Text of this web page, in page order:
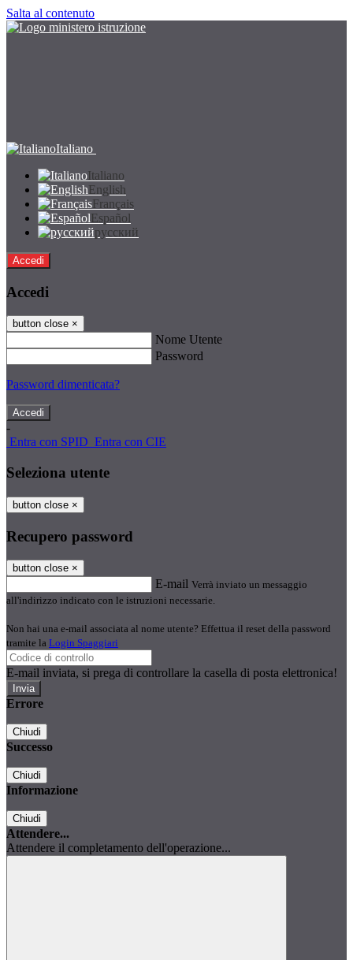
Salta al contenuto
Italiano
Italiano
English
Français
Español
русский
Accedi
Accedi
button close ×
Nome Utente
Password
Password dimenticata?
-
Entra con SPID Entra con CIE
Seleziona utente
button close ×
Recupero password
button close ×
E-mail Verrà inviato un messaggio
all'indirizzo indicato con le istruzioni necessarie.
Non hai una e-mail associata al nome utente? Effettua il reset della password
tramite la Login Spaggiari
E-mail inviata, si prega di controllare la casella di posta elettronica!
Errore
Chiudi
Successo
Chiudi
Informazione
Chiudi
Attendere...
Attendere il completamento dell'operazione...